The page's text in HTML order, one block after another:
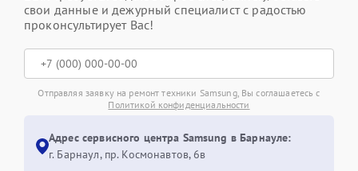
свои данные и дежурный специалист с радостью
проконсультирует Вас!
Отправляя заявку на ремонт техники Samsung, Вы соглашаетесь с
Политикой конфиденциальности
Адрес сервисного центра Samsung в Барнауле:
г. Барнаул, ​пр. Космонавтов, 6в